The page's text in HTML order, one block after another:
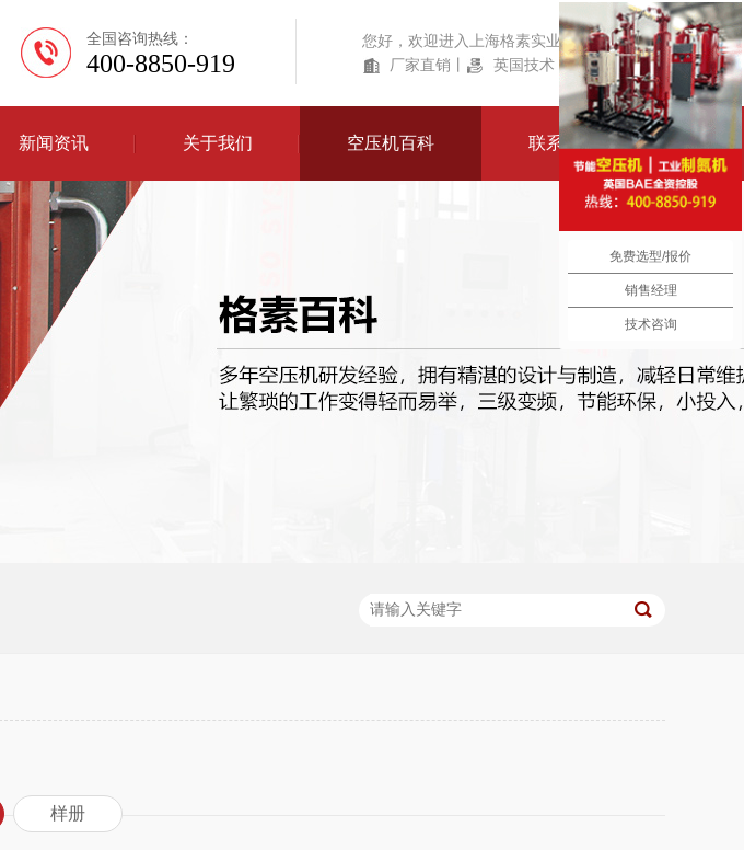
全国咨询热线：
400-8850-919
您好，欢迎进入上海格素实业有限公司！
厂家直销
英国技术 丨 产品齐全
新闻资讯 关于我们 空压机百科 联系我们
样册
免费选型/报价
销售经理
技术咨询